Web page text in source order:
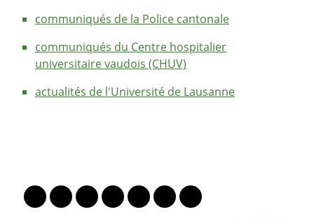
communiqués de la Police cantonale
communiqués du Centre hospitalier
universitaire vaudois (CHUV)
actualités de l'Université de Lausanne
Lien vers le profil Mastodon
Lien vers le profil Bluesky
Lien vers le profil Instagram
Lien vers le profil Linkedin
Lien vers le profil Facebook
Lien vers le profil Twitter
Partager par WhatsApp